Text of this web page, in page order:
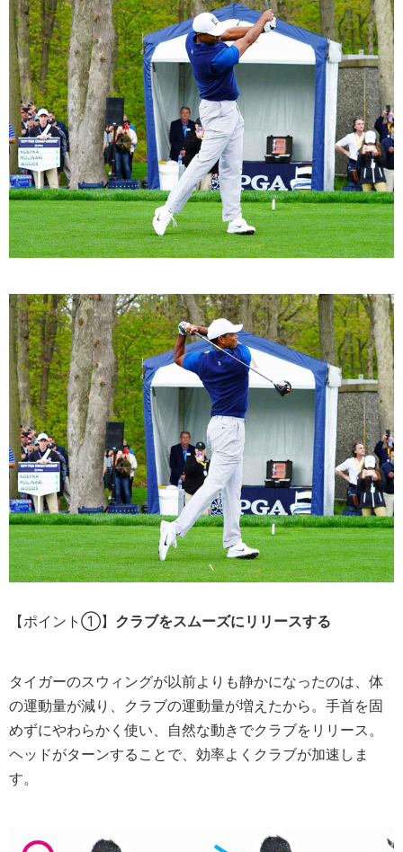
【ポイント①】 クラブをスムーズにリリースする
タイガーのスウィングが以前よりも静かになったのは、体
の運動量が減り、クラブの運動量が増えたから。手首を固
めずにやわらかく使い、自然な動きでクラブをリリース。
ヘッドがターンすることで、効率よくクラブが加速しま
す。